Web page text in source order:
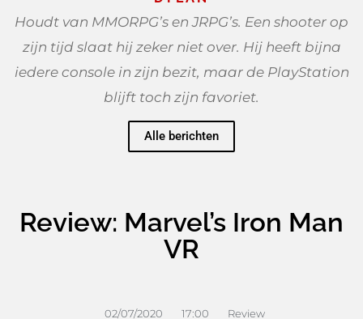
Houdt van MMORPG’s en JRPG’s. Een shooter op
zijn tijd slaat hij zeker niet over. Hij heeft bijna
iedere console in zijn bezit, maar de PlayStation
blijft toch zijn favoriet.
Alle berichten
Review: Marvel’s Iron Man
VR
02/07/2020 17:00 Review